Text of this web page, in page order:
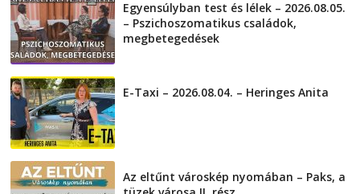
Egyensúlyban test és lélek – 2026.08.05.
– Pszichoszomatikus családok,
megbetegedések
E-Taxi – 2026.08.04. – Heringes Anita
Az eltűnt városkép nyomában – Paks, a